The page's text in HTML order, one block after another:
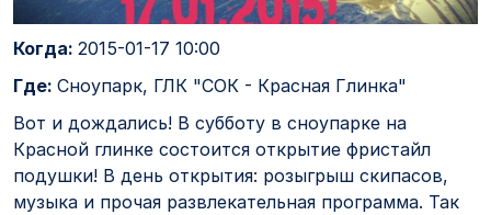
Когда: 2015-01-17 10:00
Где: Сноупарк, ГЛК "СОК - Красная Глинка"
Вот и дождались! В субботу в сноупарке на
Красной глинке состоится открытие фристайл
подушки! В день открытия: розыгрыш скипасов,
музыка и прочая развлекательная программа. Так